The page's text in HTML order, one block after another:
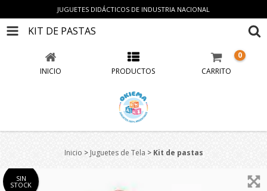
JUGUETES DIDÁCTICOS DE INDUSTRIA NACIONAL
KIT DE PASTAS
INICIO PRODUCTOS CARRITO
0
Inicio > Juguetes de Tela > Kit de pastas
SIN
STOCK